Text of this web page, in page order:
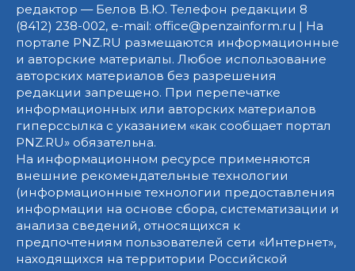
редактор — Белов В.Ю. Телефон редакции 8
(8412) 238-002, e-mail: office@penzainform.ru | На
портале PNZ.RU размещаются информационные
и авторские материалы. Любое использование
авторских материалов без разрешения
редакции запрещено. При перепечатке
информационных или авторских материалов
гиперссылка с указанием «как сообщает портал
PNZ.RU» обязательна.
На информационном ресурсе применяются
внешние рекомендательные технологии
(информационные технологии предоставления
информации на основе сбора, систематизации и
анализа сведений, относящихся к
предпочтениям пользователей сети «Интернет»,
находящихся на территории Российской